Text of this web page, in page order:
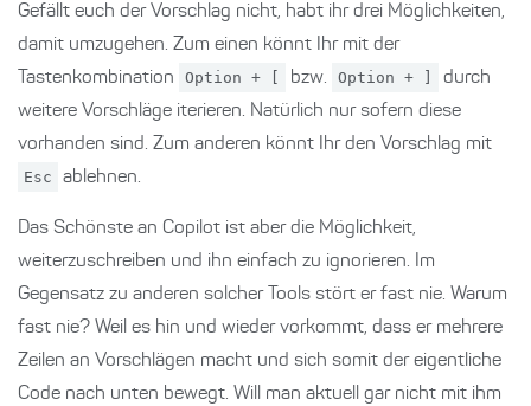
Gefällt euch der Vorschlag nicht, habt ihr drei Möglichkeiten,
damit umzugehen. Zum einen könnt Ihr mit der
Tastenkombination
Option + [ bzw. Option + ]
durch
weitere Vorschläge iterieren. Natürlich nur sofern diese
vorhanden sind. Zum anderen könnt Ihr den Vorschlag mit
Esc ablehnen.
Das Schönste an Copilot ist aber die Möglichkeit,
weiterzuschreiben und ihn einfach zu ignorieren. Im
Gegensatz zu anderen solcher Tools stört er fast nie. Warum
fast nie? Weil es hin und wieder vorkommt, dass er mehrere
Zeilen an Vorschlägen macht und sich somit der eigentliche
Code nach unten bewegt. Will man aktuell gar nicht mit ihm